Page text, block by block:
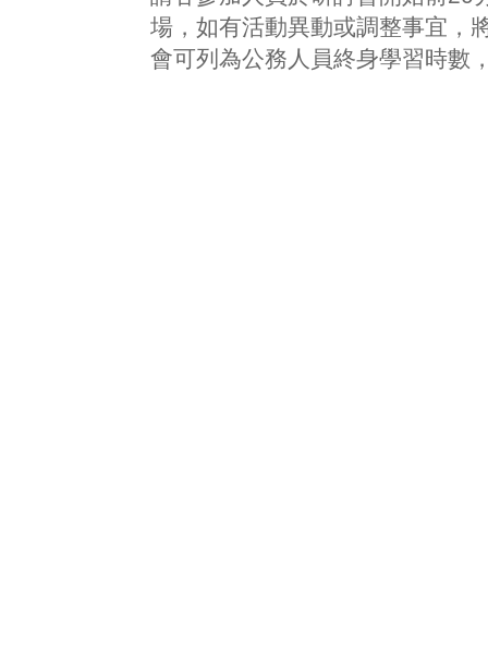
場，如有活動異動或調整事宜，
會可列為公務人員終身學習時數